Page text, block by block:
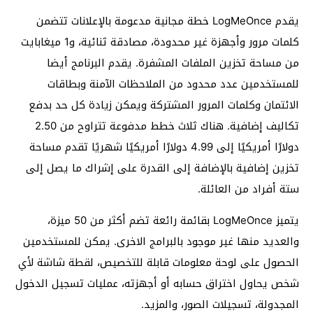
يقدم LogMeOnce خطة مجانية مدعومة بالإعلانات تتضمن
كلمات مرور وأجهزة غير محدودة، مصادقة ثنائية، و1 ميغابايت
من مساحة تخزين الملفات المشفرة. يقدم البرنامج أيضا
للمستخدمين عدد محدود من الملاحظات الآمنة وبطاقات
الائتمان وكلمات المرور المشتركة ويمكن زيادة كل حد بدفع
تكاليف إضافية. هناك ثلاث خطط مدفوعة تتراوح من 2.50
دولارًا أمريكيًا إلى 4.99 دولارًا أمريكيًا شهريًا تقدم مساحة
تخزين إضافية بالإضافة إلى القدرة على إشراك ما يصل إلى
ستة أفراد من العائلة.
يتميز LogMeOnce بقائمة رائعة تضم أكثر من 50 ميزة،
والعديد منها غير موجود بالبرامج الاخرى. يمكن للمستخدمين
الحصول على لوحة معلومات قابلة للتخصيص، لقطة شاشة لأي
شخص يحاول اختراق حسابه أو أجهزته، عمليات تسجيل الدخول
المجدولة، تسجيلات الصور، والمزيد.